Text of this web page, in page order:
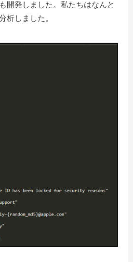
開発しました。私たちはなんと
析しました。